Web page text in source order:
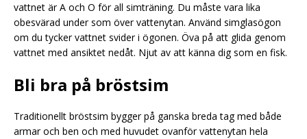
vattnet är A och O för all simträning. Du måste vara lika
obesvärad under som över vattenytan. Använd simglasögon
om du tycker vattnet svider i ögonen. Öva på att glida genom
vattnet med ansiktet nedåt. Njut av att känna dig som en fisk.
Bli bra på bröstsim
Traditionellt bröstsim bygger på ganska breda tag med både
armar och ben och med huvudet ovanför vattenytan hela